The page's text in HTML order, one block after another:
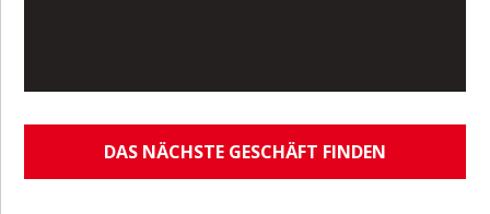
DAS NÄCHSTE GESCHÄFT FINDEN